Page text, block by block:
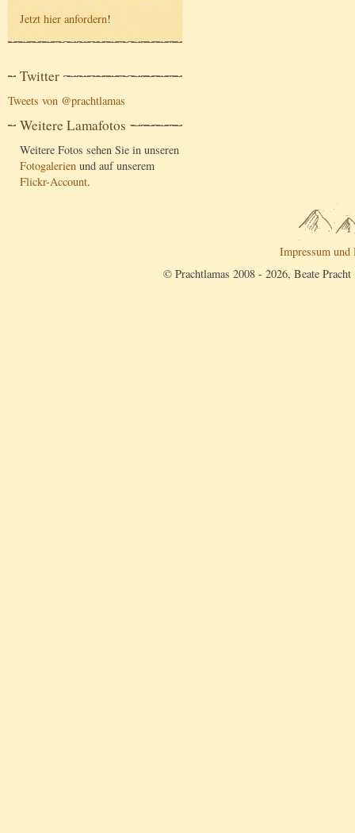
Jetzt hier anfordern!
Twitter
Tweets von @prachtlamas
Weitere Lamafotos
Weitere Fotos sehen Sie in unseren
Fotogalerien und auf unserem
Flickr-Account.
Impressum und
© Prachtlamas 2008 - 2026, Beate Pracht